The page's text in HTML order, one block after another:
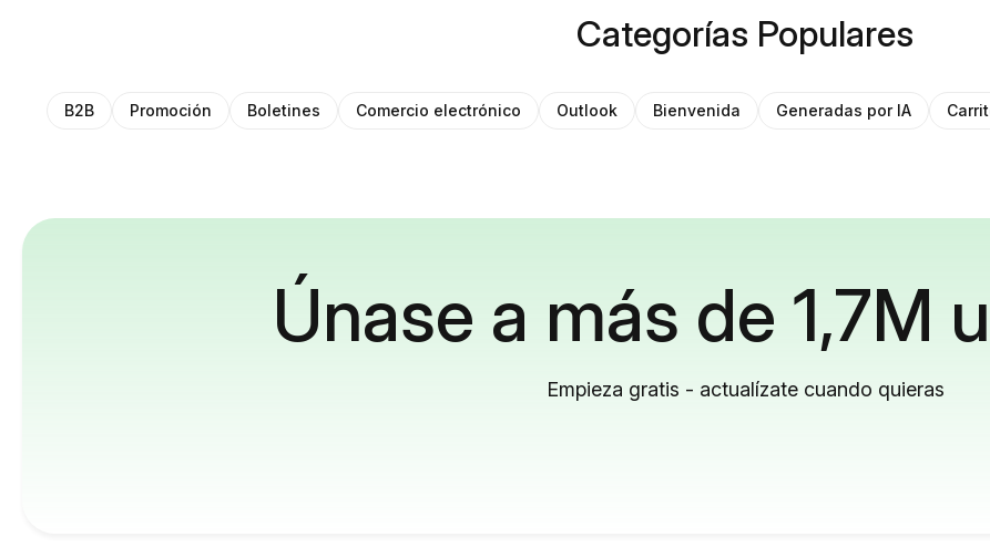
Categorías Populares
B2B Promoción Boletines Comercio electrónico Outlook Bienvenida Generadas por IA
Únase a más de 1,7M
Empieza gratis - actualízate cuando quieras